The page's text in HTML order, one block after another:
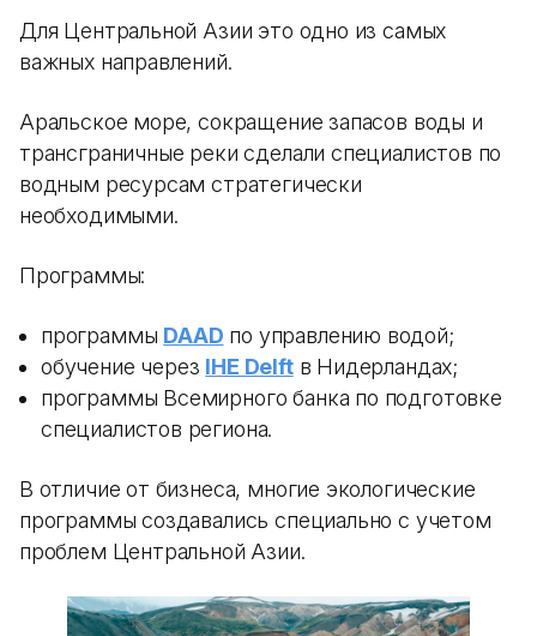
Для Центральной Азии это одно из самых
важных направлений.
Аральское море, сокращение запасов воды и
трансграничные реки сделали специалистов по
водным ресурсам стратегически
необходимыми.
Программы:
программы DAAD по управлению водой;
обучение через IHE Delftв Нидерландах;
программы Всемирного банка по подготовке
специалистов региона.
В отличие от бизнеса, многие экологические
программы создавались специально с учетом
проблем Центральной Азии.